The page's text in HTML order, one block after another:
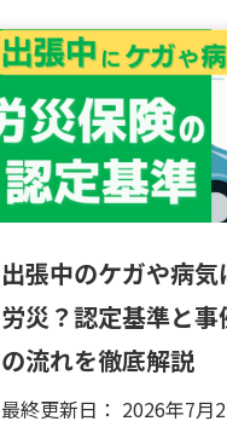
出張中のケガや病気
労災？認定基準と事
の流れを徹底解説
最終更新日： 2026年7月